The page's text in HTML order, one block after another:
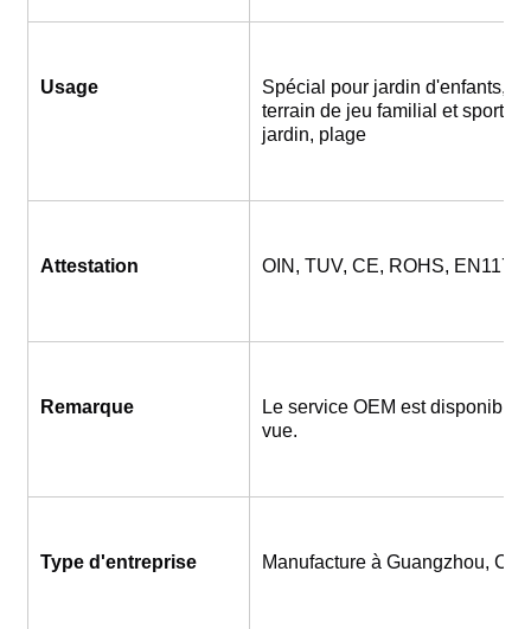
Usage
Spécial pour jardin d'enfants,
terrain de jeu familial et sportif,
jardin, plage
Attestation OIN, TUV, CE, ROHS, EN1176,
Remarque
Le service OEM est
vue.
Type d'entreprise Manufacture à Guangzhou,